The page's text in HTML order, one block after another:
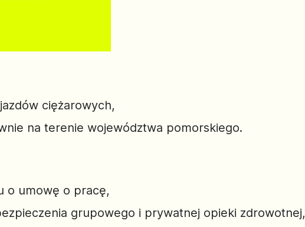
ciężarowych,
na terenie województwa pomorskiego.
o umowę o pracę,
grupowego i prywatnej opieki zdrowotnej,